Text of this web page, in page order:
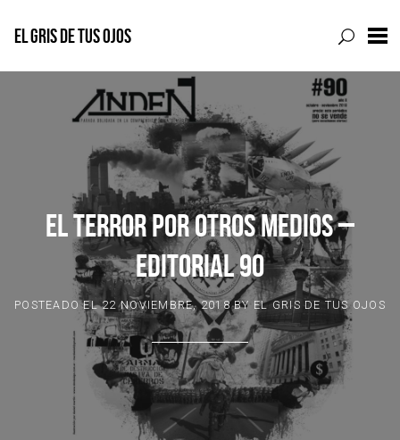
EL GRIS DE TUS OJOS
EL TERROR POR OTROS MEDIOS –
EDITORIAL 90
POSTEADO EL22 NOVIEMBRE, 2018BY EL GRIS DE TUS OJOS